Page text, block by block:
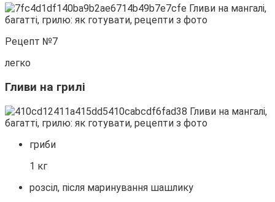
Рецепт №7
легко
Гливи на грилі
гриби
1 кг
розсіл, після маринування шашлику